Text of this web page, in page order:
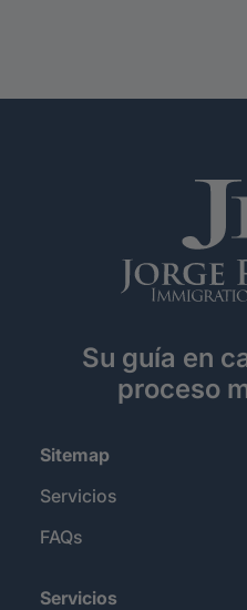
Su guía en
proceso
Sitemap
Servicios
FAQs
Servicios